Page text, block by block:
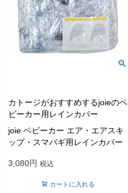
カトージがおすすめするjoieのベ
ビーカー用レインカバー
joie ベビーカー エア・エアスキ
ップ・スマバギ用レインカバー
3,080 税込
カートに入れる